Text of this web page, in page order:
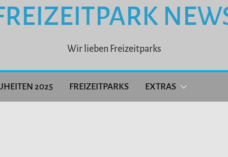
Wir lieben Freizeitparks
2025 FREIZEITPARKS EXTRAS